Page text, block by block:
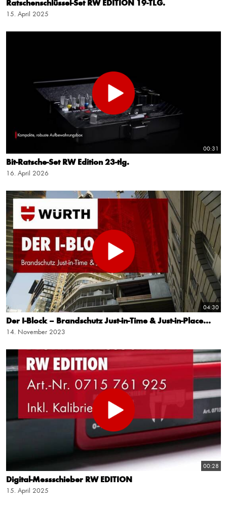
Ratschenschlüssel-Set RW EDITION 19-TLG.
15. April 2025
00:31
Bit-Ratsche-Set RW Edition 23-tlg.
16. April 2026
04:30
Der I-Block – Brandschutz Just-in-Time & Just-in-Place...
14. November 2023
00:28
Digital-Messschieber RW EDITION
15. April 2025